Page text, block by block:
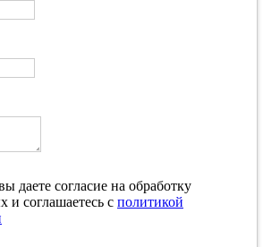
даете согласие на обработку
и соглашаетесь с политикой